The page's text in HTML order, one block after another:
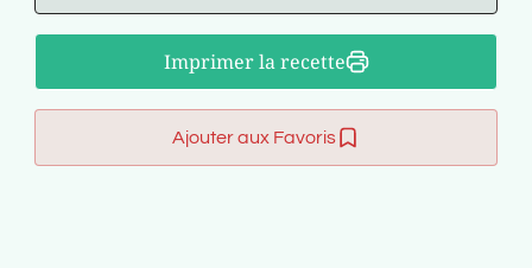
Imprimer la recette
Ajouter aux Favoris